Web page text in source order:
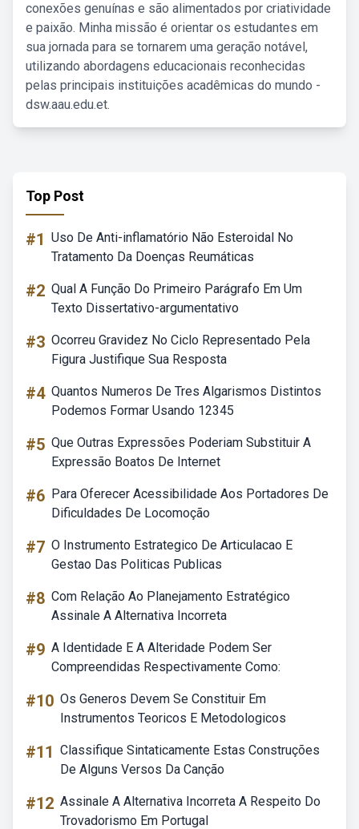
conexões genuínas e são alimentados por criatividade
e paixão. Minha missão é orientar os estudantes em
sua jornada para se tornarem uma geração notável,
utilizando abordagens educacionais reconhecidas
pelas principais instituições acadêmicas do mundo -
dsw.aau.edu.et.
Top Post
#1 Uso De Anti-inflamatório Não Esteroidal No
Tratamento Da Doenças Reumáticas
#2 Qual A Função Do Primeiro Parágrafo Em Um
Texto Dissertativo-argumentativo
#3 Ocorreu Gravidez No Ciclo Representado Pela
Figura Justifique Sua Resposta
#4 Quantos Numeros De Tres Algarismos Distintos
Podemos Formar Usando 12345
#5 Que Outras Expressões Poderiam Substituir A
Expressão Boatos De Internet
#6 Para Oferecer Acessibilidade Aos Portadores De
Dificuldades De Locomoção
#7 O Instrumento Estrategico De Articulacao E
Gestao Das Politicas Publicas
#8 Com Relação Ao Planejamento Estratégico
Assinale A Alternativa Incorreta
#9 A Identidade E A Alteridade Podem Ser
Compreendidas Respectivamente Como:
#10 Os Generos Devem Se Constituir Em
Instrumentos Teoricos E Metodologicos
#11 Classifique Sintaticamente Estas Construções
De Alguns Versos Da Canção
#12 Assinale A Alternativa Incorreta A Respeito Do
Trovadorismo Em Portugal